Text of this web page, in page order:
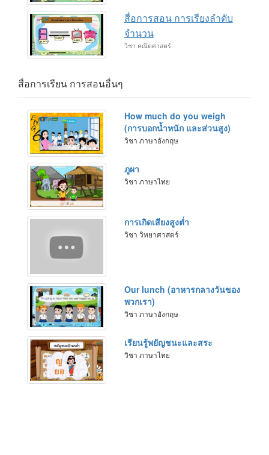
สื่อการสอน การเรียงลำดับ
จำนวน
วิชา คณิตศาสตร์
สื่อการเรียน การสอนอื่นๆ
How much do you weigh
(การบอกน้ำหนัก และส่วนสูง)
วิชา ภาษาอังกฤษ
ภูผา
วิชา ภาษาไทย
การเกิดเสียงสูงต่ำ
วิชา วิทยาศาสตร์
Our lunch (อาหารกลางวันของ
พวกเรา)
วิชา ภาษาอังกฤษ
เรียนรู้พยัญชนะและสระ
วิชา ภาษาไทย